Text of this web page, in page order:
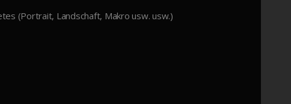
(Portrait, Landschaft, Makro usw. usw.)